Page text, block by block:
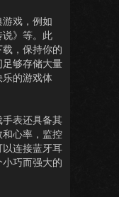
戏，例如
说》等。此
，保持你的
够存储大量
的游戏体
表还具备其
心率，监控
连接蓝牙耳
巧而强大的